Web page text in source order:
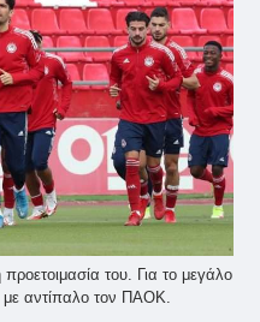
του. Για το μεγάλο
με αντίπαλο τον ΠΑΟΚ.